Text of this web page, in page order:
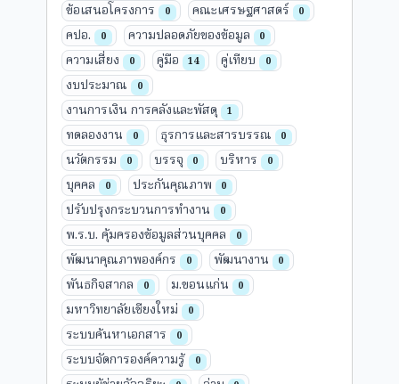
ข้อเสนอโครงการ 0 คณะเศรษฐศาสตร์ 0
คปอ. 0 ความปลอดภัยของข้อมูล 0
ความเสี่ยง 0 คู่มือ 14 คู่เทียบ 0
งบประมาณ 0
งานการเงิน การคลังและพัสดุ 1
ทดลองงาน 0 ธุรการและสารบรรณ 0
นวัตกรรม 0 บรรจุ 0 บริหาร 0
บุคคล 0 ประกันคุณภาพ 0
ปรับปรุงกระบวนการทำงาน 0
พ.ร.บ. คุ้มครองข้อมูลส่วนบุคคล 0
พัฒนาคุณภาพองค์กร 0 พัฒนางาน 0
พันธกิจสากล 0 ม.ขอนแก่น 0
มหาวิทยาลัยเชียงใหม่ 0
ระบบค้นหาเอกสาร 0
ระบบจัดการองค์ความรู้ 0